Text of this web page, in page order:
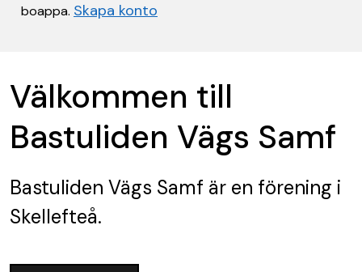
boappa. Skapa konto
Välkommen till
Bastuliden Vägs Samf
Bastuliden Vägs Samf är en förening i
Skellefteå.